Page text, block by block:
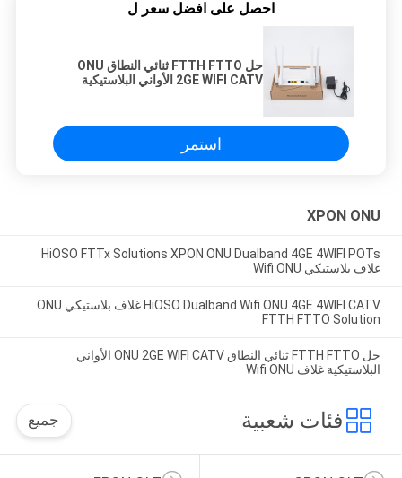
احصل على افضل سعر ل
حل FTTH FTTO ثنائي النطاق ONU
2GE WIFI CATV الأواني البلاستيكية
استمر
XPON ONU
HiOSO FTTx Solutions XPON ONU Dualband 4GE 4WIFI POTs
غلاف بلاستيكي Wifi ONU
HiOSO Dualband Wifi ONU 4GE 4WIFI CATV غلاف بلاستيكي ONU
FTTH FTTO Solution
حل FTTH FTTO ثنائي النطاق ONU 2GE WIFI CATV الأواني
البلاستيكية غلاف Wifi ONU
فئات شعبية جميع